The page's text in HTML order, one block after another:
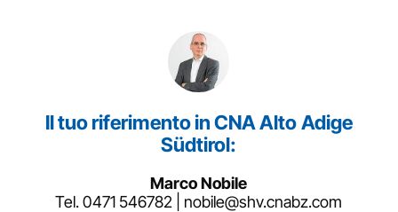
Il tuo riferimento in CNA Alto Adige
Südtirol:
Marco Nobile
Tel.0471 546782 nobile@shv.cnabz.com